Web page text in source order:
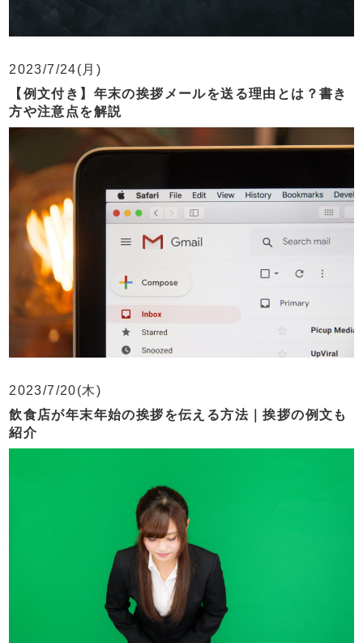
2023/7/24(月)
【例文付き】年末の挨拶メールを送る理由とは？書き
方や注意点を解説
2023/7/20(木)
飲食店が年末年始の挨拶を伝える方法｜挨拶の例文も
紹介